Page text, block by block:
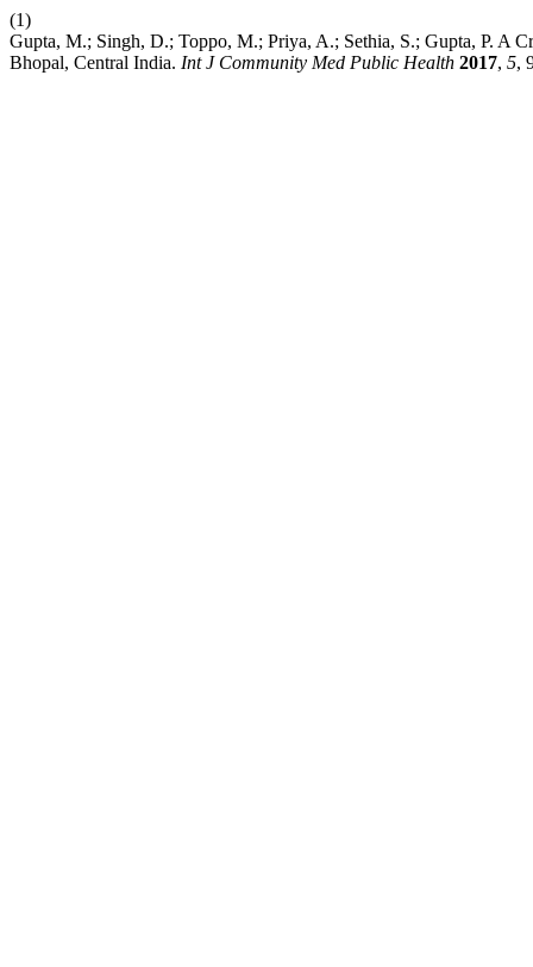
(1)
Gupta, M.; Singh, D.; Toppo, M.; Priya, A.; Sethia, S.; Gupta, P. A
Bhopal, Central India. Int J Community Med Public Health 2017, 5,